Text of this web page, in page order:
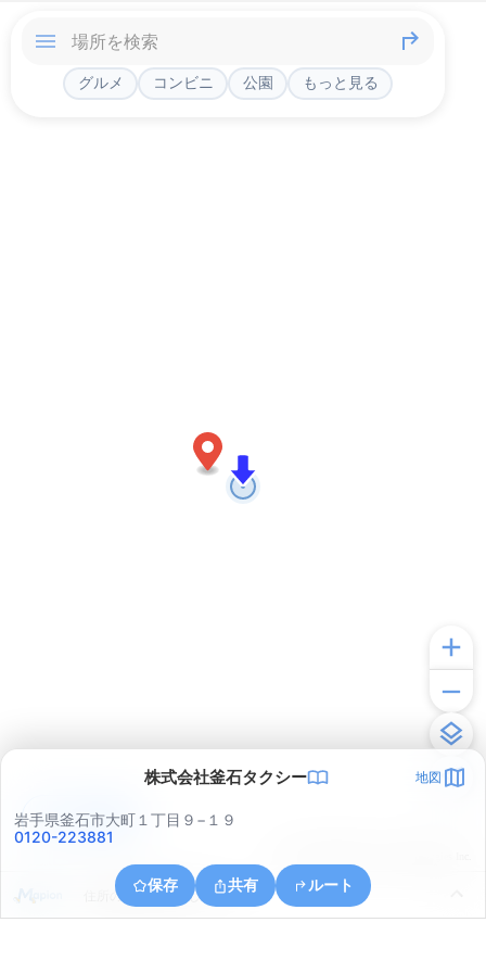
グルメ コンビニ 公園 もっと見る
株式会社釜石タクシー 地図
岩手県釜石市大町１丁目９−１９
0120-223881
保存 共有 ルート
住所の取得に失敗しました
アプリで見る